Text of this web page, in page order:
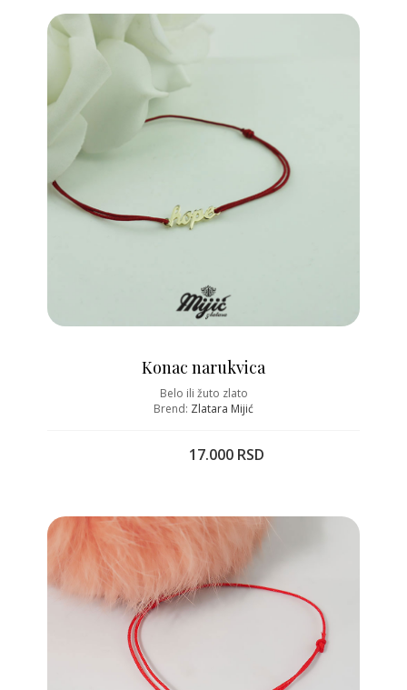
Konac narukvica
Belo ili žuto zlato
Brend: Zlatara Mijić
17.000 RSD